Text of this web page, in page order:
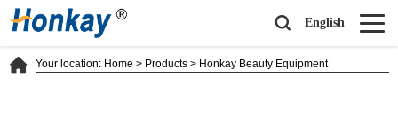
English
Your location: Home > Products > Honkay Beauty Equipment